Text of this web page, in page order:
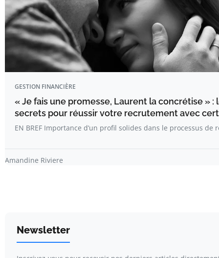
GESTION FINANCIÈRE
« Je fais une promesse, Laurent la concrétise » :
secrets pour réussir votre recrutement avec
EN BREF Importance d’un profil solides dans le processus de
Amandine Riviere
Newsletter